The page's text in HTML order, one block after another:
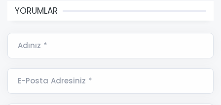
YORUMLAR
Adınız *
E-Posta Adresiniz *